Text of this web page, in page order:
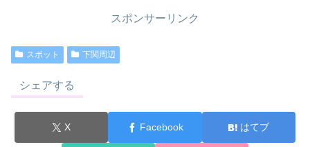
スポンサーリンク
スポット 下関周辺
シェアする
X Facebook はてブ